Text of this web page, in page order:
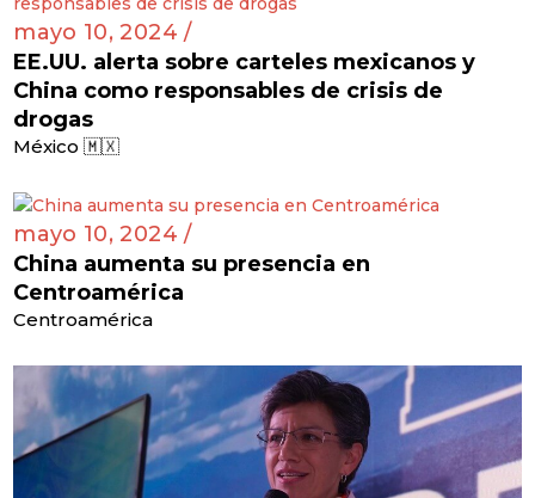
mayo 10, 2024 /
EE.UU. alerta sobre carteles mexicanos y
China como responsables de crisis de
drogas
México 🇲🇽
mayo 10, 2024 /
China aumenta su presencia en
Centroamérica
Centroamérica